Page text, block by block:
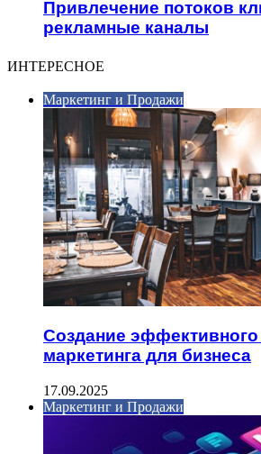
Привлечение потоков
рекламные каналы
ИНТЕРЕСНОЕ
Маркетинг и Продажи
Создание эффективного
маркетинга для бизнеса
17.09.2025
Маркетинг и Продажи